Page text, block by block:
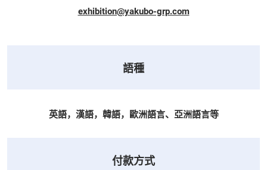
exhibition@yakubo-grp.com
語種
英語，漢語，韓語，歐洲語言、亞洲語言等
付款方式